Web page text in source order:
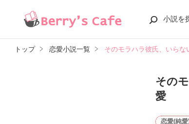
小説を
トップ 恋愛小説一覧 そのモラハラ彼氏、いら
その
愛
恋愛(純愛